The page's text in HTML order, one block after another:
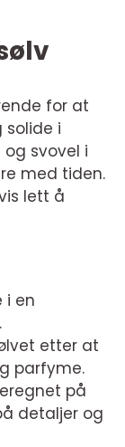
for at
solide i
svovel i
med tiden.
lett å
i en
etter at
parfyme.
på
detaljer og